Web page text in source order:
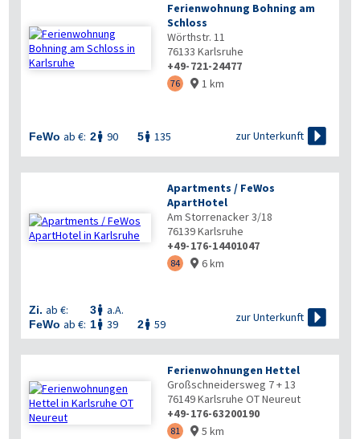
Ferienwohnung Bohning am
Schloss
Wörthstr. 11
76133 Karlsruhe
+49-721-24477
76  1 km
FeWo ab €: 2 90 5 135 zur Unterkunft 
Apartments / FeWos
ApartHotel
Am Storrenacker 3/18
76139Karlsruhe
+49-176-14401047
84  6 km
Zi. ab €: 3 a.A.
FeWo ab €: 1 39 2 59
zur Unterkunft 
Ferienwohnungen Hettel
Großschneidersweg 7 + 13
76149Karlsruhe OT Neureut
+49-176-63200190
81  5 km